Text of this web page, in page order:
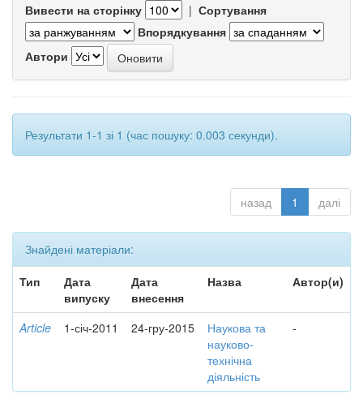
Вивести на сторінку | Сортування
Впорядкування
Автори
Результати 1-1 зі 1 (час пошуку: 0.003 секунди).
назад 1 далі
Знайдені матеріали:
Тип
Дата
випуску
Дата
внесення
Назва Автор(и)
Article 1-січ-2011 24-гру-2015
Наукова та
науково-
технічна
діяльність
-